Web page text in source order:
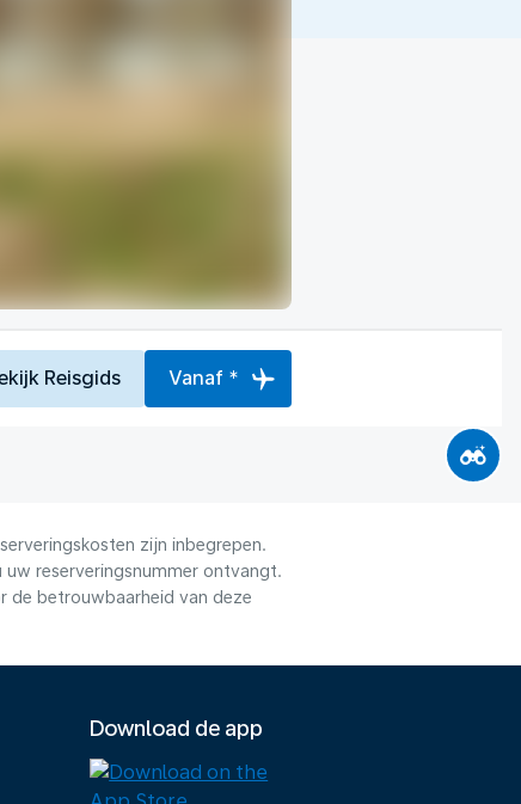
Reisgids Vanaf *
zijn inbegrepen.
reserveringsnummer ontvangt.
de betrouwbaarheid van deze
Download de app